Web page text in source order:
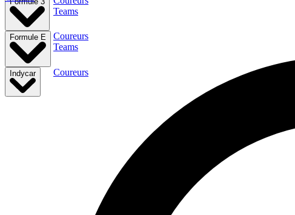
Teams
Formule E
Coureurs
Teams
Indycar Coureurs